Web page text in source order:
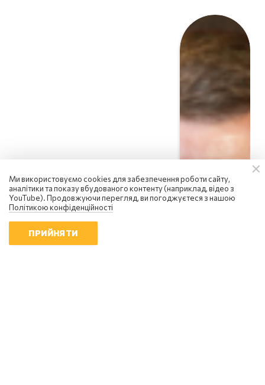
Ми використовуємо cookies для забезпечення роботи сайту,
аналітики та показу вбудованого контенту (наприклад, відео з
YouTube). Продовжуючи перегляд, ви погоджуєтеся з нашою
Політикою конфіденційності
ПРИЙНЯТИ